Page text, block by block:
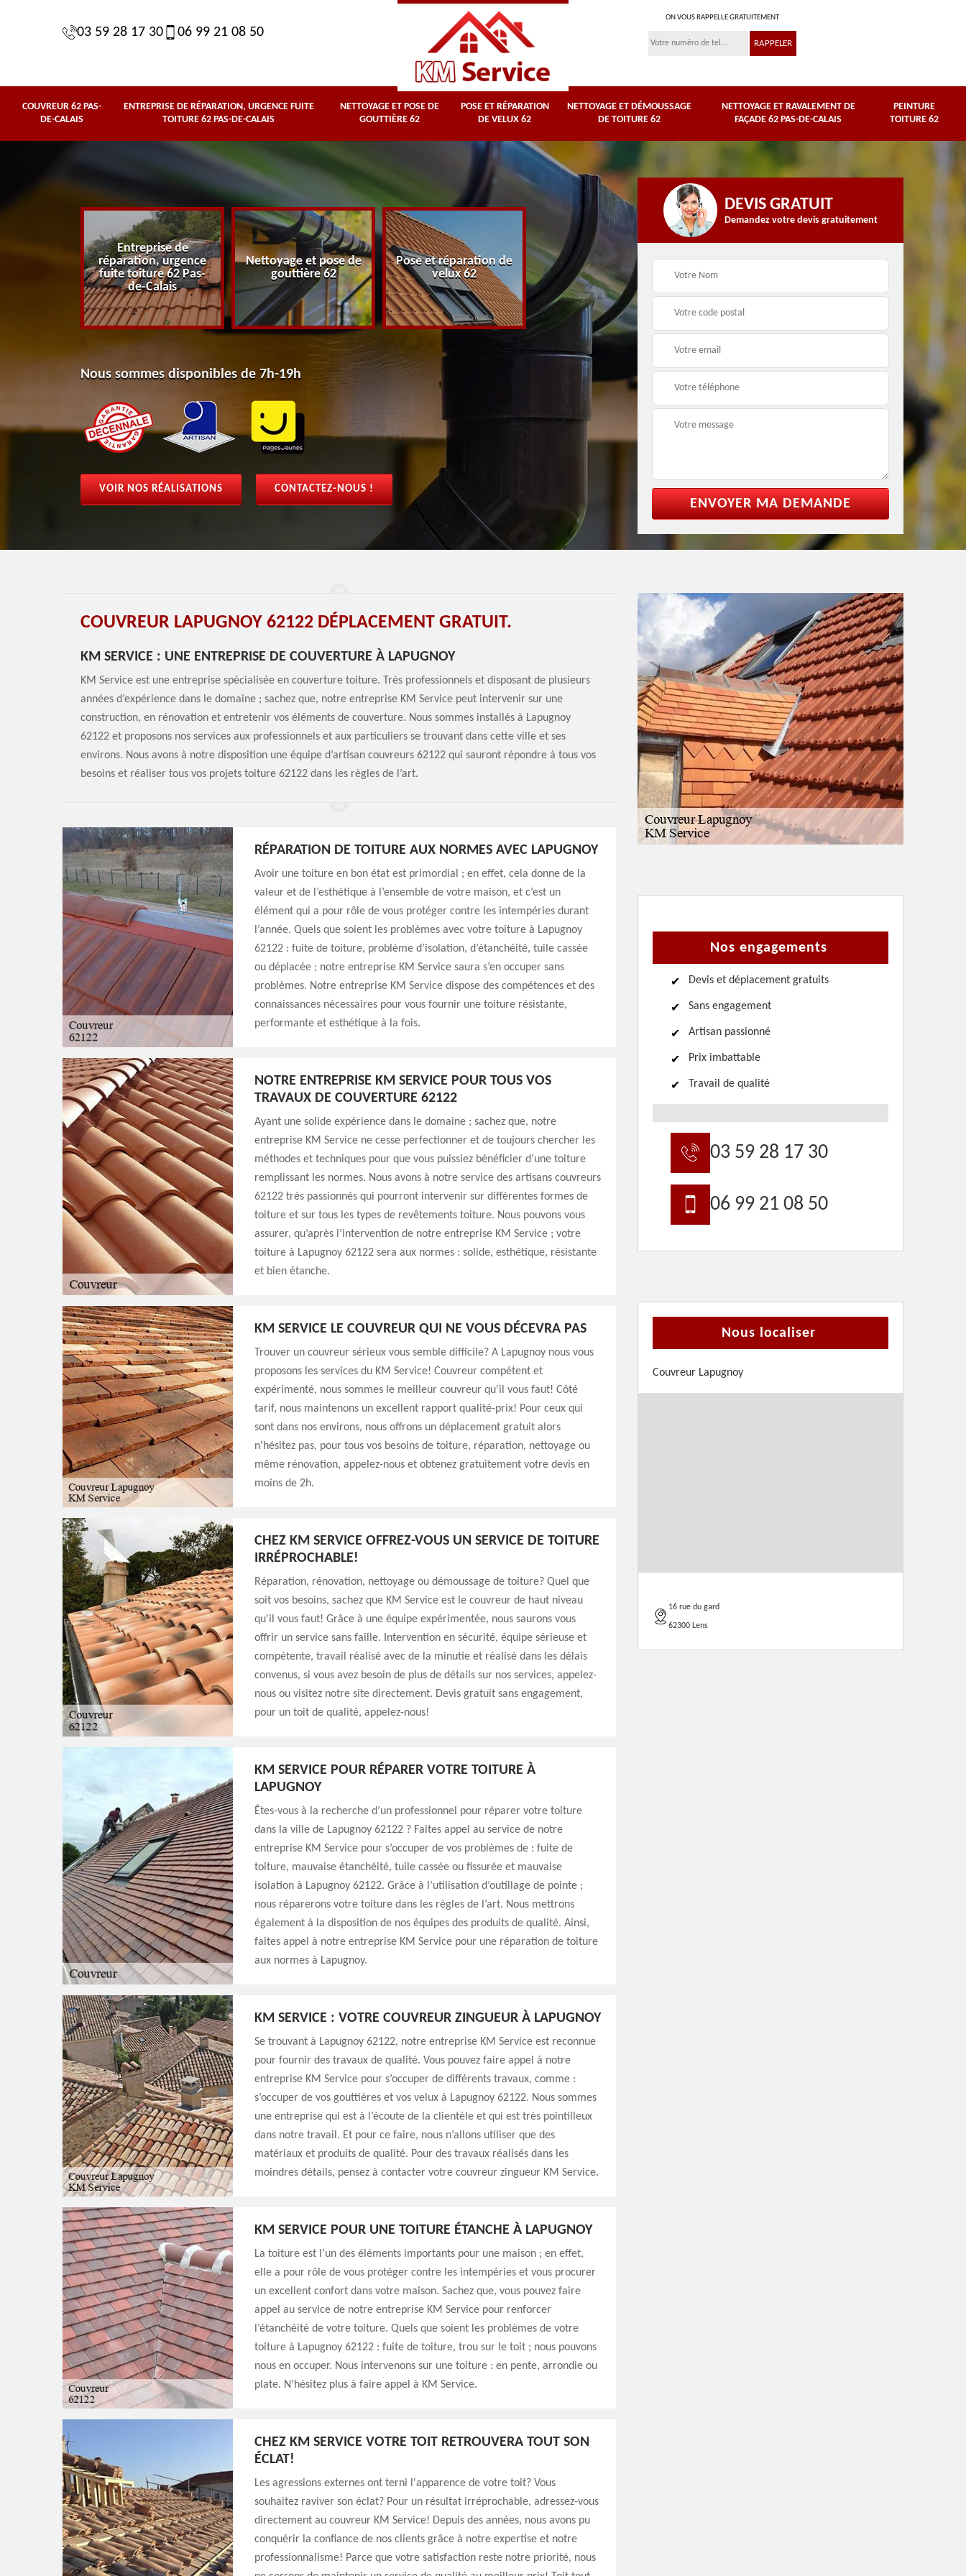
03 59 28 17 30 06 99 21 08 50
ON VOUS RAPPELLE GRATUITEMENT
COUVREUR 62 PAS-
DE-CALAIS
ENTREPRISE DE RÉPARATION, URGENCE FUITE
TOITURE 62 PAS-DE-CALAIS
NETTOYAGE ET POSE DE
GOUTTIÈRE 62
POSE ET RÉPARATION
DE VELUX 62
NETTOYAGE ET DÉMOUSSAGE
DE TOITURE 62
NETTOYAGE ET RAVALEMENT DE
FAÇADE 62 PAS-DE-CALAIS
PEINTURE
TOITURE 62
Entreprise de
réparation, urgence
fuite toiture 62 Pas-
de-Calais
Nettoyage et pose de
gouttière 62
Pose et réparation de
velux 62
Nettoyage et
démoussage de
toiture 62
62 Pas-de-Calais
Nous sommes disponibles de 7h-19h
VOIR NOS RÉALISATIONS CONTACTEZ-NOUS !
DEVIS GRATUIT
Demandez votre devis gratuitement
COUVREUR LAPUGNOY 62122 DÉPLACEMENT GRATUIT.
KM SERVICE : UNE ENTREPRISE DE COUVERTURE À LAPUGNOY
KM Service est une entreprise spécialisée en couverture toiture. Très professionnels et disposant de plusieurs
années d’expérience dans le domaine ; sachez que, notre entreprise KM Service peut intervenir sur une
construction, en rénovation et entretenir vos éléments de couverture. Nous sommes installés à Lapugnoy
62122 et proposons nos services aux professionnels et aux particuliers se trouvant dans cette ville et ses
environs. Nous avons à notre disposition une équipe d’artisan couvreurs 62122 qui sauront répondre à tous vos
besoins et réaliser tous vos projets toiture 62122 dans les règles de l’art.
RÉPARATION DE TOITURE AUX NORMES AVEC LAPUGNOY
Avoir une toiture en bon état est primordial ; en effet, cela donne de la
valeur et de l’esthétique à l’ensemble de votre maison, et c’est un
élément qui a pour rôle de vous protéger contre les intempéries durant
l’année. Quels que soient les problèmes avec votre toiture à Lapugnoy
62122 : fuite de toiture, problème d’isolation, d’étanchéité, tuile cassée
ou déplacée ; notre entreprise KM Service saura s’en occuper sans
problèmes. Notre entreprise KM Service dispose des compétences et des
connaissances nécessaires pour vous fournir une toiture résistante,
performante et esthétique à la fois.
NOTRE ENTREPRISE KM SERVICE POUR TOUS VOS
TRAVAUX DE COUVERTURE 62122
Ayant une solide expérience dans le domaine ; sachez que, notre
entreprise KM Service ne cesse perfectionner et de toujours chercher les
méthodes et techniques pour que vous puissiez bénéficier d’une toiture
remplissant les normes. Nous avons à notre service des artisans couvreurs
62122 très passionnés qui pourront intervenir sur différentes formes de
toiture et sur tous les types de revêtements toiture. Nous pouvons vous
assurer, qu’après l’intervention de notre entreprise KM Service ; votre
toiture à Lapugnoy 62122 sera aux normes : solide, esthétique, résistante
et bien étanche.
KM SERVICE LE COUVREUR QUI NE VOUS DÉCEVRA PAS
Trouver un couvreur sérieux vous semble difficile? A Lapugnoy nous vous
proposons les services du KM Service! Couvreur compétent et
expérimenté, nous sommes le meilleur couvreur qu'il vous faut! Côté
tarif, nous maintenons un excellent rapport qualité-prix! Pour ceux qui
sont dans nos environs, nous offrons un déplacement gratuit alors
n'hésitez pas, pour tous vos besoins de toiture, réparation, nettoyage ou
même rénovation, appelez-nous et obtenez gratuitement votre devis en
moins de 2h.
CHEZ KM SERVICE OFFREZ-VOUS UN SERVICE DE TOITURE
IRRÉPROCHABLE!
Réparation, rénovation, nettoyage ou démoussage de toiture? Quel que
soit vos besoins, sachez que KM Service est le couvreur de haut niveau
qu'il vous faut! Grâce à une équipe expérimentée, nous saurons vous
offrir un service sans faille. Intervention en sécurité, équipe sérieuse et
compétente, travail réalisé avec de la minutie et réalisé dans les délais
convenus, si vous avez besoin de plus de détails sur nos services, appelez-
nous ou visitez notre site directement. Devis gratuit sans engagement,
pour un toit de qualité, appelez-nous!
KM SERVICE POUR RÉPARER VOTRE TOITURE À
LAPUGNOY
Êtes-vous à la recherche d’un professionnel pour réparer votre toiture
dans la ville de Lapugnoy 62122 ? Faites appel au service de notre
entreprise KM Service pour s’occuper de vos problèmes de : fuite de
toiture, mauvaise étanchéité, tuile cassée ou fissurée et mauvaise
isolation à Lapugnoy 62122. Grâce à l’utilisation d’outillage de pointe ;
nous réparerons votre toiture dans les règles de l’art. Nous mettrons
également à la disposition de nos équipes des produits de qualité. Ainsi,
faites appel à notre entreprise KM Service pour une réparation de toiture
aux normes à Lapugnoy.
KM SERVICE : VOTRE COUVREUR ZINGUEUR À LAPUGNOY
Se trouvant à Lapugnoy 62122, notre entreprise KM Service est reconnue
pour fournir des travaux de qualité. Vous pouvez faire appel à notre
entreprise KM Service pour s’occuper de différents travaux, comme :
s’occuper de vos gouttières et vos velux à Lapugnoy 62122. Nous sommes
une entreprise qui est à l’écoute de la clientèle et qui est très pointilleux
dans notre travail. Et pour ce faire, nous n’allons utiliser que des
matériaux et produits de qualité. Pour des travaux réalisés dans les
moindres détails, pensez à contacter votre couvreur zingueur KM Service.
KM SERVICE POUR UNE TOITURE ÉTANCHE À LAPUGNOY
La toiture est l’un des éléments importants pour une maison ; en effet,
elle a pour rôle de vous protéger contre les intempéries et vous procurer
un excellent confort dans votre maison. Sachez que, vous pouvez faire
appel au service de notre entreprise KM Service pour renforcer
l’étanchéité de votre toiture. Quels que soient les problèmes de votre
toiture à Lapugnoy 62122 : fuite de toiture, trou sur le toit ; nous pouvons
nous en occuper. Nous intervenons sur une toiture : en pente, arrondie ou
plate. N’hésitez plus à faire appel à KM Service.
CHEZ KM SERVICE VOTRE TOIT RETROUVERA TOUT SON
ÉCLAT!
Les agressions externes ont terni l'apparence de votre toit? Vous
souhaitez raviver son éclat? Pour un résultat irréprochable, adressez-vous
directement au couvreur KM Service! Depuis des années, nous avons pu
conquérir la confiance de nos clients grâce à notre expertise et notre
professionnalisme! Parce que votre satisfaction reste notre priorité, nous
Nos engagements
Devis et déplacement gratuits
Sans engagement
Artisan passionné
Prix imbattable
Travail de qualité
03 59 28 17 30
06 99 21 08 50
Nous localiser
Couvreur Lapugnoy
16 rue du gard
62300 Lens